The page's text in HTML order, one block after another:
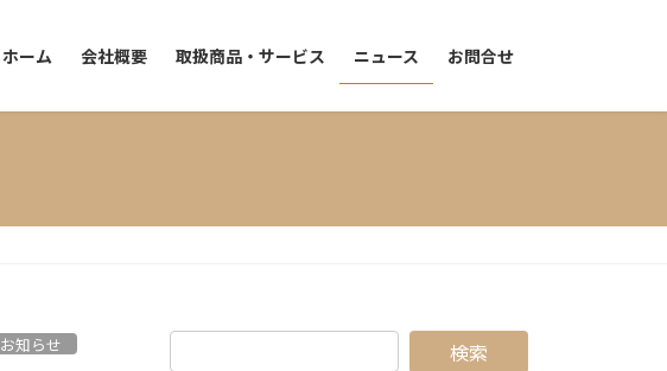
ホーム 会社概要 取扱商品・サービス ニュース お問合せ
お知らせ